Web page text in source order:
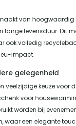
van hoogwaardig
lange levensduur. Dit
ook volledig
impact.
gelegenheid
veelzijdige keuze voor
voor
worden bij
waar een elegante